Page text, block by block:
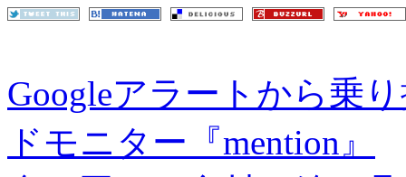
Googleアラートから乗
ドモニター『mention』